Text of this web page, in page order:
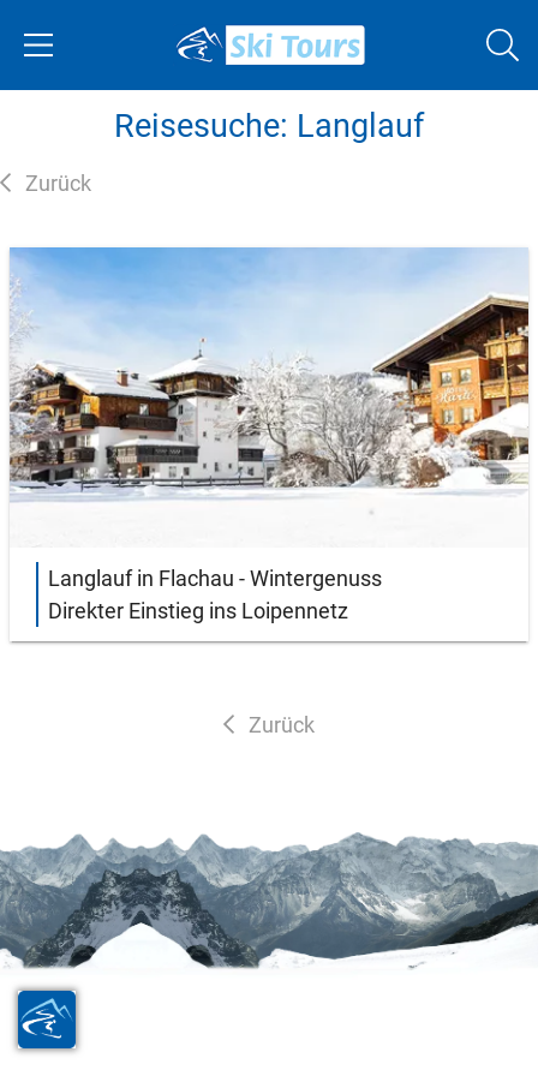
Reisesuche: Langlauf
Zurück
Langlauf in Flachau - Wintergenuss
Direkter Einstieg ins Loipennetz
Zurück